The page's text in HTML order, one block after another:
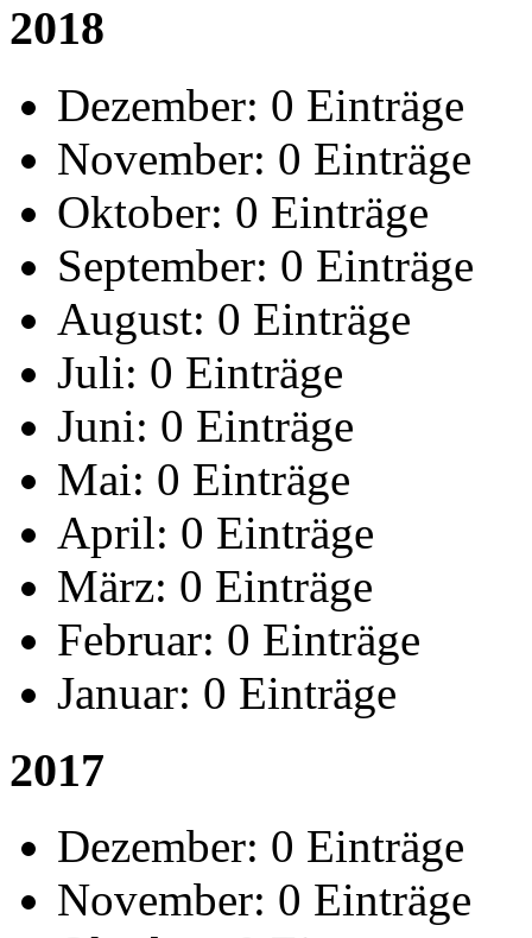
2018
Dezember: 0 Einträge
November: 0 Einträge
Oktober: 0 Einträge
September: 0 Einträge
August: 0 Einträge
Juli: 0 Einträge
Juni: 0 Einträge
Mai: 0 Einträge
April: 0 Einträge
März: 0 Einträge
Februar: 0 Einträge
Januar: 0 Einträge
2017
Dezember: 0 Einträge
November: 0 Einträge